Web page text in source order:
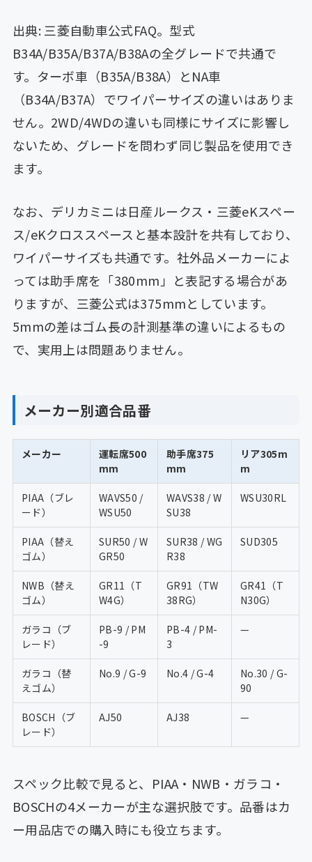
出典: 三菱自動車公式FAQ。型式
B34A/B35A/B37A/B38Aの全グレードで共通で
す。ターボ車（B35A/B38A）とNA車
（B34A/B37A）でワイパーサイズの違いはありま
せん。2WD/4WDの違いも同様にサイズに影響し
ないため、グレードを問わず同じ製品を使用でき
ます。
なお、デリカミニは日産ルークス・三菱eKスペー
ス/eKクロススペースと基本設計を共有しており、
ワイパーサイズも共通です。社外品メーカーによ
っては助手席を「380mm」と表記する場合があ
りますが、三菱公式は375mmとしています。
5mmの差はゴム長の計測基準の違いによるもの
で、実用上は問題ありません。
メーカー別適合品番
メーカー
運転席500
mm
助手席375
mm
リア305m
m
PIAA（ブレ
ード）
WAVS50 /
WSU50
WAVS38 / W
SU38
WSU30RL
PIAA（替え
ゴム）
SUR50 / W
GR50
SUR38 / WG
R38
SUD305
NWB（替え
ゴム）
GR11（T
W4G）
GR91（TW
38RG）
GR41（T
N30G）
ガラコ（ブ
レード）
PB-9 / PM
-9
PB-4 / PM-
3
—
ガラコ（替
えゴム）
No.9 / G-9 No.4 / G-4
No.30 / G-
90
BOSCH（ブ
レード）
AJ50 AJ38 —
スペック比較で見ると、PIAA・NWB・ガラコ・
BOSCHの4メーカーが主な選択肢です。品番はカ
ー用品店での購入時にも役立ちます。